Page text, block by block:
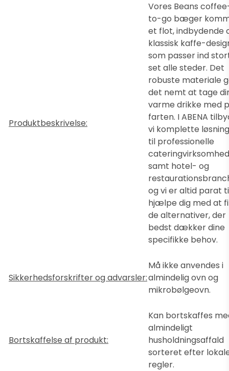
Produktbeskrivelse:
Vores Beans
to-go bæger
et flot, indbydende
klassisk kaffe-
som passer ind
set alle steder. Det
robuste materiale
det nemt at tage
varme drikke med
farten. I ABENA
vi komplette
til professionelle
samt hotel- og
og vi er altid parat
hjælpe dig med at
de alternativer, der
bedst dækker dine
specifikke behov.
Sikkerhedsforskrifter og advarsler:
Må ikke anvendes i
almindelig ovn og
mikrobølgeovn.
Bortskaffelse af produkt:
Kan bortskaffes
almindeligt
husholdningsaffald
sorteret efter
regler.